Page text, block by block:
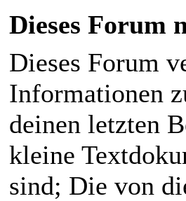
Dieses Forum
Dieses Forum
Informationen
deinen letzten
kleine
sind; Die von